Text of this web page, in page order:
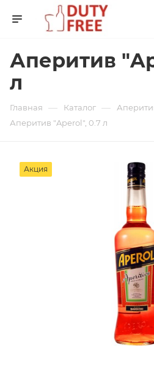
Аперитив
л
Главная — Каталог —
Аперитив "Aperol", 0.7 л
Акция